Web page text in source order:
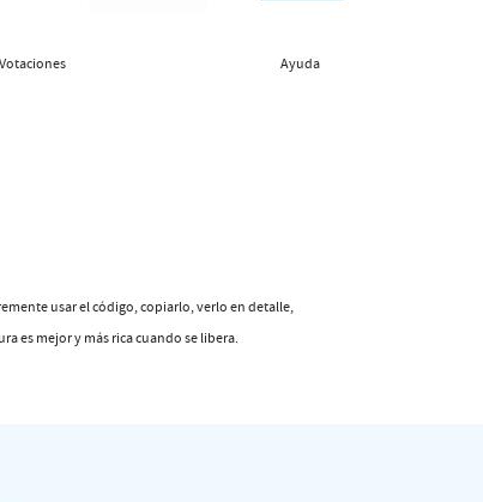
Votaciones Ayuda
usar el código, copiarlo, verlo en detalle,
es mejor y más rica cuando se libera.